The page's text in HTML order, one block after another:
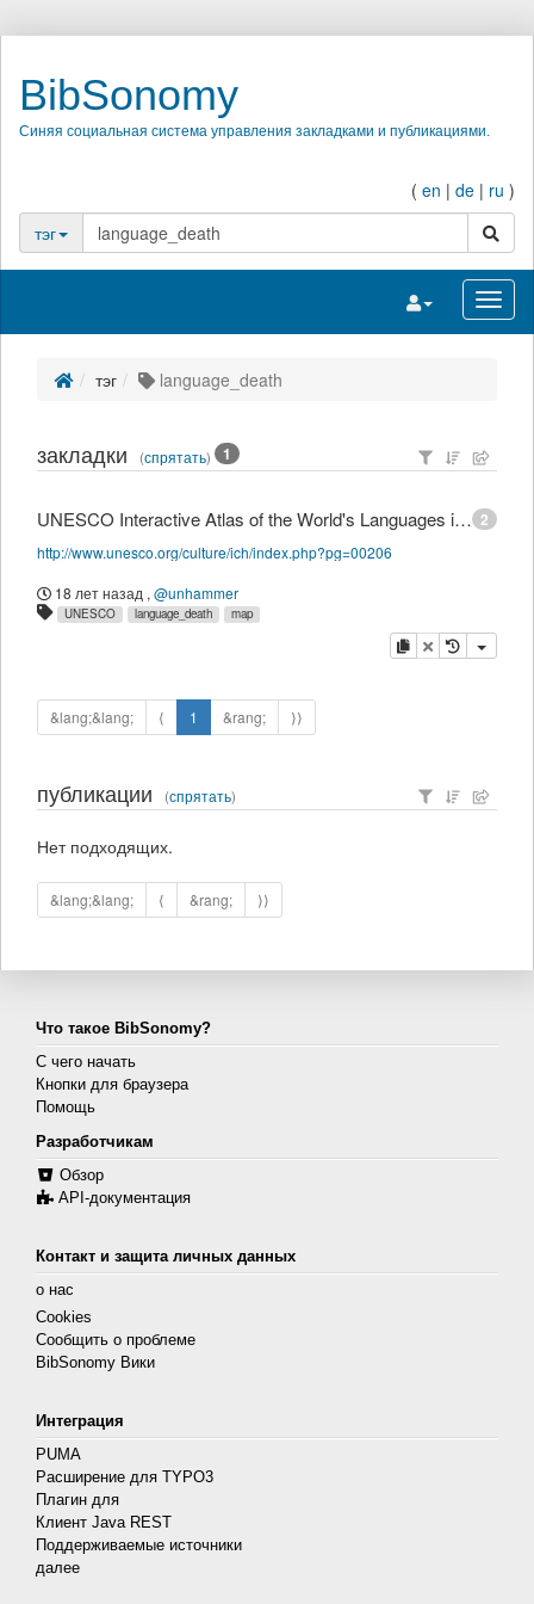
BibSonomy
Синяя социальная система управления закладками и публикациями.
( en | de | ru )
тэг
поиск
Переключить
тэг language_death
закладки (спрятать) 1
2
UNESCO Interactive Atlas of the World's Languages in Danger
http://www.unesco.org/culture/ich/index.php?pg=00206
18 лет назад , @unhammer
UNESCO language_death map
копировать
удалить
&lang;&lang; ⟨ 1 &rang; ⟩⟩
публикации (спрятать)
Нет подходящих.
&lang;&lang; ⟨ &rang; ⟩⟩
Что такое BibSonomy?
С чего начать
Кнопки для браузера
Помощь
Разработчикам
Обзор
API-документация
Контакт и защита личных данных
о нас
Cookies
Сообщить о проблеме
BibSonomy Вики
Интеграция
PUMA
Расширение для TYPO3
Плагин для
Клиент Java REST
Поддерживаемые источники
далее